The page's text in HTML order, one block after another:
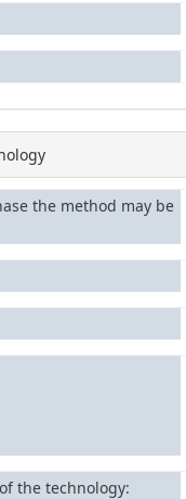
the method may be
the technology